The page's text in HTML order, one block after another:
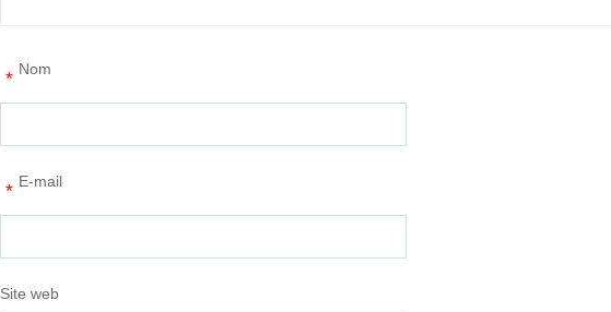
Nom
*
E-mail
*
Site web